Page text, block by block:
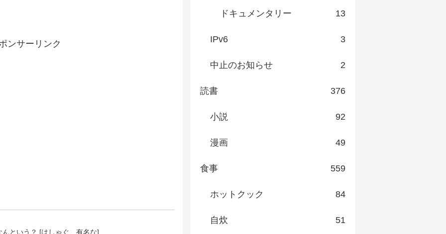
ンサーリンク
んという？ [はしゃぐ、有名な]
ドキュメンタリー 13
IPv6 3
中止のお知らせ 2
読書 376
小説 92
漫画 49
食事 559
ホットクック 84
自炊 51